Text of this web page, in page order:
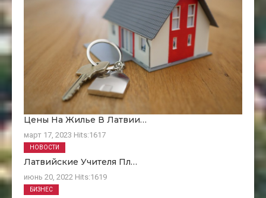
Цены На Жилье В Латвии…
март 17, 2023 Hits:1617
Латвийские Учителя Пл…
июнь 20, 2022 Hits:1619
НОВОСТИ
БИЗНЕС